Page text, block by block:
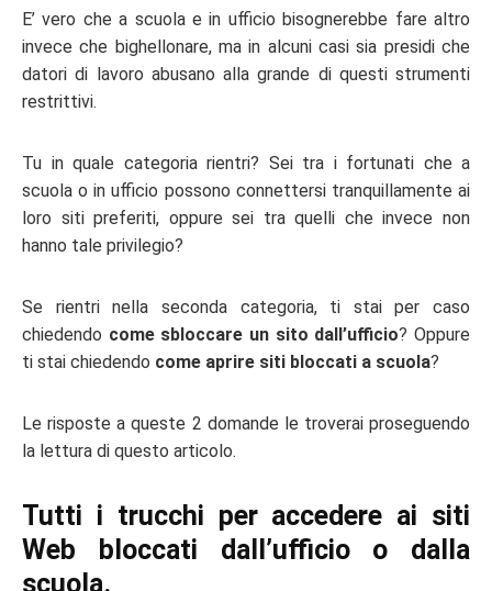
E’ vero che a scuola e in ufficio bisognerebbe fare altro
invece che bighellonare, ma in alcuni casi sia presidi che
datori di lavoro abusano alla grande di questi strumenti
restrittivi.
Tu in quale categoria rientri? Sei tra i fortunati che a
scuola o in ufficio possono connettersi tranquillamente ai
loro siti preferiti, oppure sei tra quelli che invece non
hanno tale privilegio?
Se rientri nella seconda categoria, ti stai per caso
chiedendo come sbloccare un sito dall’ufficio? Oppure
ti stai chiedendo come aprire siti bloccati a scuola?
Le risposte a queste 2 domande le troverai proseguendo
la lettura di questo articolo.
Tutti i trucchi per accedere ai siti
Web bloccati dall’ufficio o dalla
scuola.